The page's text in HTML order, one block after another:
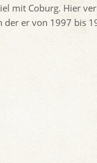
mit Coburg. Hier
er von 1997 bis